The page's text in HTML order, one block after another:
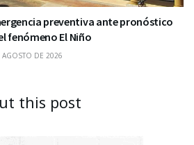
preventiva ante pronóstico
fenómeno El Niño
AGOSTO DE 2026
this post